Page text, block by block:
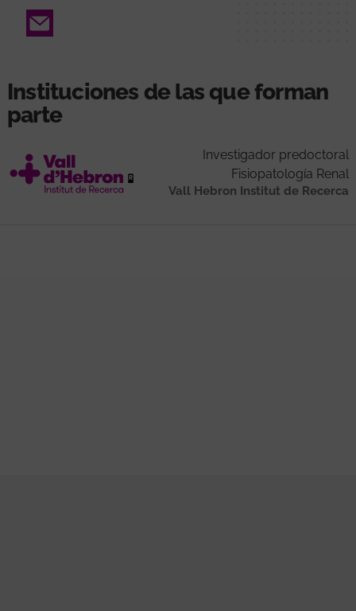
Email
Instituciones de las que forman
parte
Investigador predoctoral
Fisiopatología Renal
Vall Hebron Institut de Recerca